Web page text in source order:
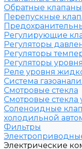
Обратные клапаны
Перепускные
Регулирующие
Регуляторы
Регуляторы
Регуляторы
Реле уровня
Система
Смотровые стекла
Смотровые
Соленоидные
холодильной
Фильтры
Электрические